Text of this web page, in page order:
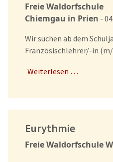
Freie Waldorfschule
Chiemgau in Prien -
Wir suchen ab dem
Französischlehrer/-in
Weiterlesen …
Eurythmie
Freie Waldorfschule